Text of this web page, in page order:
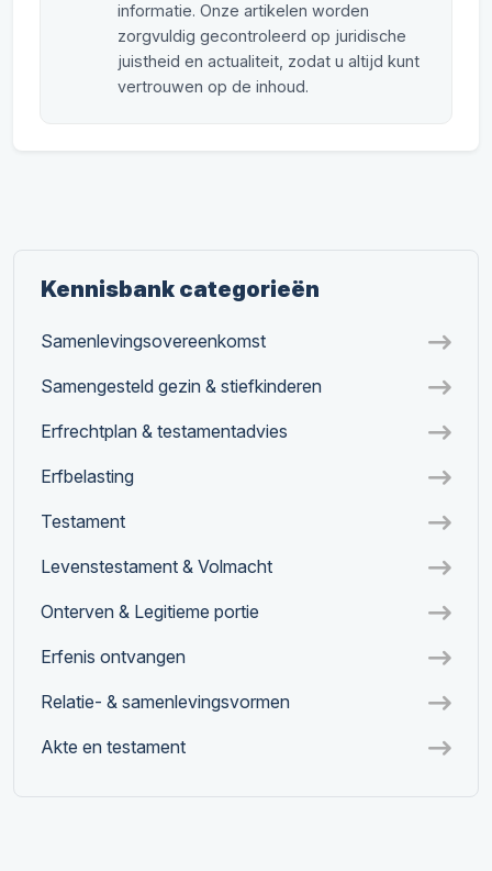
informatie. Onze artikelen worden
zorgvuldig gecontroleerd op juridische
juistheid en actualiteit, zodat u altijd kunt
vertrouwen op de inhoud.
Kennisbank categorieën
Samenlevingsovereenkomst
Samengesteld gezin & stiefkinderen
Erfrechtplan & testamentadvies
Erfbelasting
Testament
Levenstestament & Volmacht
Onterven & Legitieme portie
Erfenis ontvangen
Relatie- & samenlevingsvormen
Akte en testament